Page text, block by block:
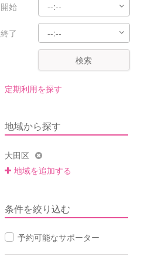
開始
終了
検索
定期利用を探す
地域から探す
大田区
地域を追加する
条件を絞り込む
予約可能なサポーター